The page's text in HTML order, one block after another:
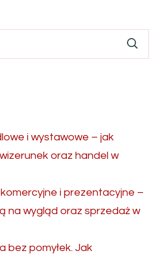
i wystawowe – jak
oraz handel w
i prezentacyjne –
na wygląd oraz sprzedaż w
bez pomyłek. Jak